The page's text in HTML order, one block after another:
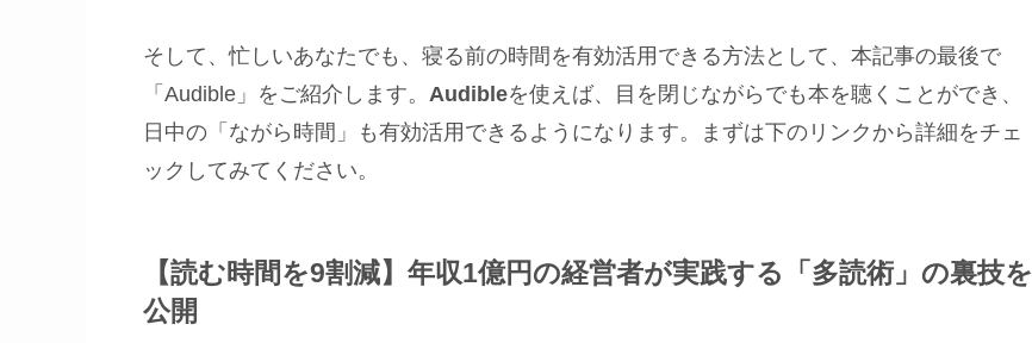
そして、忙しいあなたでも、寝る前の時間を有効活用できる方法として、本記事の最後で
「Audible」をご紹介します。 Audibleを使えば、目を閉じながらでも本を聴くことができ、
日中の「ながら時間」も有効活用できるようになります。まずは下のリンクから詳細をチェ
ックしてみてください。
【読む時間を9割減】年収1億円の経営者が実践する「多読術」の裏技を
公開